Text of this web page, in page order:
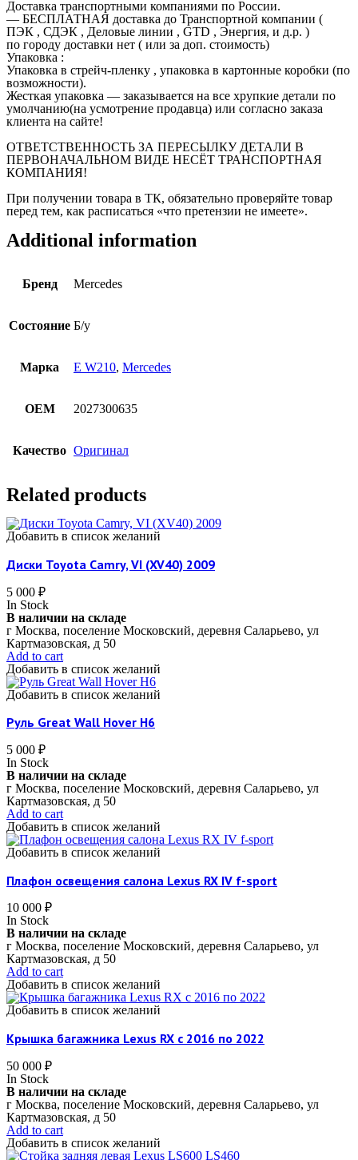
Доставка транспортными компаниями по России.
— БЕСПЛАТНАЯ доставка до Транспортной компании (
ПЭК , СДЭК , Деловые линии , GTD , Энергия, и д.р. )
по городу доставки нет ( или за доп. стоимость)
Упаковка :
Упаковка в стрейч-пленку , упаковка в картонные коробки (по
возможности).
Жесткая упаковка — заказывается на все хрупкие детали по
умолчанию(на усмотрение продавца) или согласно заказа
клиента на сайте!
ОТВЕТСТВЕННОСТЬ ЗА ПЕРЕСЫЛКУ ДЕТАЛИ В
ПЕРВОНАЧАЛЬНОМ ВИДЕ НЕСЁТ ТРАНСПОРТНАЯ
КОМПАНИЯ!
При получении товара в ТК, обязательно проверяйте товар
перед тем, как расписаться «что претензии не имеете».
Additional information
Бренд Mercedes
Состояние Б/у
Марка E W210, Mercedes
OEM 2027300635
Качество Оригинал
Related products
Добавить в список желаний
Диски Toyota Camry, VI (XV40) 2009
5 000 ₽
In Stock
В наличии на складе
г Москва, поселение Московский, деревня Саларьево, ул
Картмазовская, д 50
Add to cart
Добавить в список желаний
Добавить в список желаний
Руль Great Wall Hover H6
5 000 ₽
In Stock
В наличии на складе
г Москва, поселение Московский, деревня Саларьево, ул
Картмазовская, д 50
Add to cart
Добавить в список желаний
Добавить в список желаний
Плафон освещения салона Lexus RX IV f-sport
10 000 ₽
In Stock
В наличии на складе
г Москва, поселение Московский, деревня Саларьево, ул
Картмазовская, д 50
Add to cart
Добавить в список желаний
Добавить в список желаний
Крышка багажника Lexus RX c 2016 по 2022
50 000 ₽
In Stock
В наличии на складе
г Москва, поселение Московский, деревня Саларьево, ул
Картмазовская, д 50
Add to cart
Добавить в список желаний